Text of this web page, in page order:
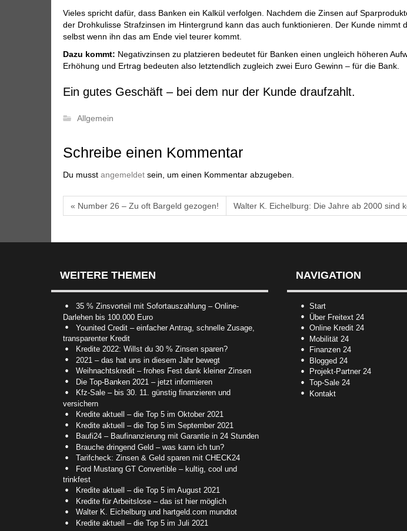
Vieles spricht dafür, dass Banken ein Kalkül verfolgen. Nachdem die Zinsen auf
der Drohkulisse Strafzinsen im Hintergrund kann das auch funktionieren. Der Kunde
selbst wenn ihn das am Ende viel teurer kommt.
Dazu kommt: Negativzinsen zu platzieren bedeutet für Banken einen ungleich höheren
Erhöhung und Ertrag bedeuten also letztendlich zugleich zwei Euro Gewinn – für die Bank.
Ein gutes Geschäft – bei dem nur der Kunde draufzahlt.
Allgemein
Schreibe einen Kommentar
Du musst angemeldet sein, um einen Kommentar abzugeben.
« Number 26 – Zu oft Bargeld gezogen! Walter K. Eichelburg: Die Jahre ab 2000 sind
WEITERE THEMEN
35 % Zinsvorteil mit Sofortauszahlung – Online-
Darlehen bis 100.000 Euro
Younited Credit – einfacher Antrag, schnelle Zusage,
transparenter Kredit
Kredite 2022: Willst du 30 % Zinsen sparen?
2021 – das hat uns in diesem Jahr bewegt
Weihnachtskredit – frohes Fest dank kleiner Zinsen
Die Top-Banken 2021 – jetzt informieren
Kfz-Sale – bis 30. 11. günstig finanzieren und
versichern
Kredite aktuell – die Top 5 im Oktober 2021
Kredite aktuell – die Top 5 im September 2021
Baufi24 – Baufinanzierung mit Garantie in 24 Stunden
Brauche dringend Geld – was kann ich tun?
Tarifcheck: Zinsen & Geld sparen mit CHECK24
Ford Mustang GT Convertible – kultig, cool und
trinkfest
Kredite aktuell – die Top 5 im August 2021
Kredite für Arbeitslose – das ist hier möglich
Walter K. Eichelburg und hartgeld.com mundtot
Kredite aktuell – die Top 5 im Juli 2021
NAVIGATION
Start
Über Freitext 24
Online Kredit 24
Mobilität 24
Finanzen 24
Blogged 24
Projekt-Partner 24
Top-Sale 24
Kontakt